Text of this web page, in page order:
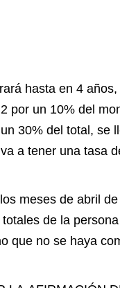
hasta en 4
por un 10% del
30% del total, se
a tener una tasa
meses de abril
de la
que no se haya